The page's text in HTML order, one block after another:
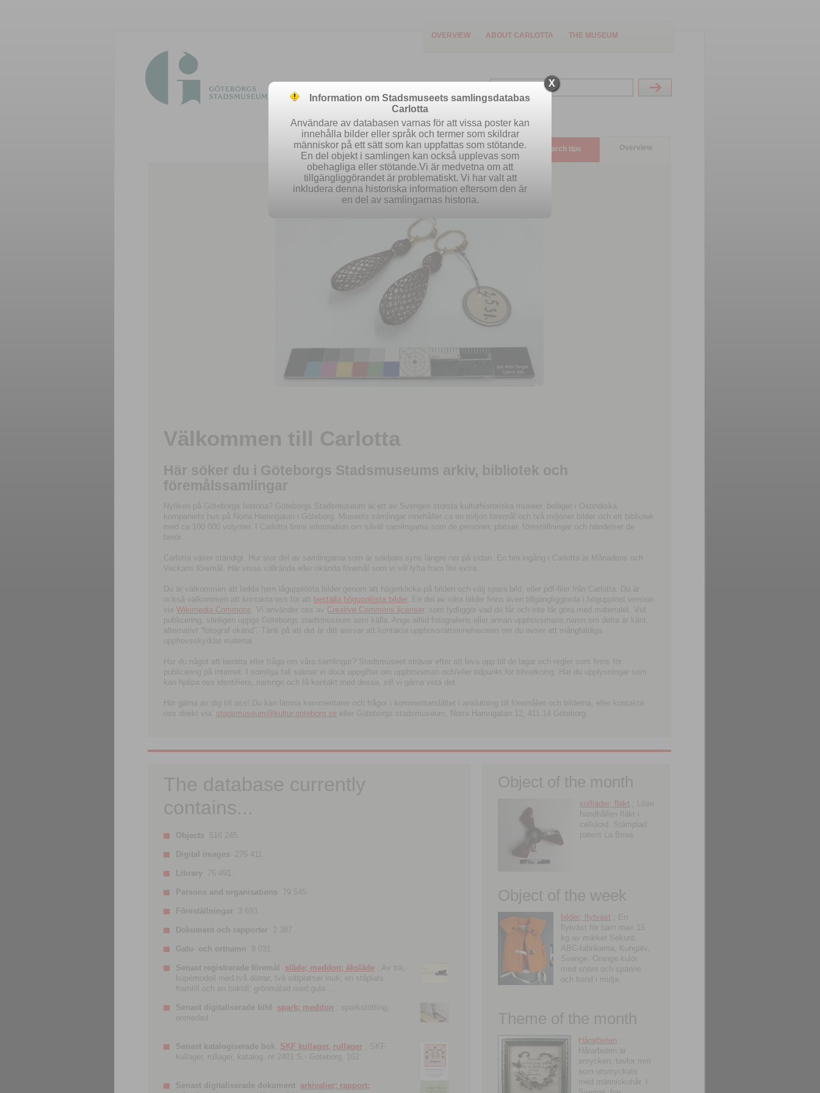
OVERVIEW ABOUT CARLOTTA THE MUSEUM
Easy search Advanced search Search tips Overview
Välkommen till Carlotta
Här söker du i Göteborgs Stadsmuseums arkiv, bibliotek och
föremålssamlingar
Nyfiken på Göteborgs historia? Göteborgs Stadsmuseum är ett av Sveriges största kulturhistoriska museer, beläget i Ostindiska
kompaniets hus på Norra Hamngatan i Göteborg. Museets samlingar innehåller ca en miljon föremål och två miljoner bilder och ett bibliotek
med ca 100 000 volymer. I Carlotta finns information om såväl samlingarna som de personer, platser, föreställningar och händelser de
berör.
Carlotta växer ständigt. Hur stor del av samlingarna som är sökbara syns längre ner på sidan. En bra ingång i Carlotta är Månadens och
Veckans föremål. Här visas välkända eller okända föremål som vi vill lyfta fram lite extra.
Du är välkommen att ladda hem lågupplösta bilder genom att högerklicka på bilden och välj spara bild, eller pdf-filer från Carlotta. Du är
också välkommen att kontakta oss för att beställa högupplösta bilder. En del av våra bilder finns även tillgängliggjorda i högupplöst version
via Wikimedia Commons . Vi använder oss av Creative Commons licenser, som tydliggör vad du får och inte får göra med materialet. Vid
publicering, vänligen uppge Göteborgs stadsmuseum som källa. Ange alltid fotografens eller annan upphovsmans namn om detta är känt,
alternativt ”fotograf okänd”. Tänk på att det är ditt ansvar att kontakta upphovsrättsinnehavaren om du avser att mångfaldiga
upphovsskyddat material.
Har du något att berätta eller fråga om våra samlingar? Stadsmuseet strävar efter att leva upp till de lagar och regler som finns för
publicering på internet. I somliga fall saknar vi dock uppgifter om upphovsman och/eller tidpunkt för tillverkning. Har du upplysningar som
kan hjälpa oss identifiera, namnge och få kontakt med dessa, vill vi gärna veta det.
Hör gärna av dig till oss! Du kan lämna kommentarer och frågor i kommentarsfältet i anslutning till föremålen och bilderna, eller kontakta
oss direkt via: stadsmuseum@kultur.goteborg.se eller Göteborgs stadsmuseum, Norra Hamngatan 12, 411 14 Göteborg.
The database currently
contains...
Objects 516 245.
Digital images 275 411.
Library 76 491.
Persons and organisations 79 545.
Föreställningar 3 693.
Dokument och rapporter 2 387.
Gatu- och ortnamn 8 031.
Senast registrerade föremål släde; meddon; åksläde ; Av trä;
kupémodell med två dörrar; två sittplatser inuti; en ståplats
framtill och en baktill; grönmålad med gula ...
Senast digitaliserade bild spark; meddon ; sparkstötting,
enmedad
Senast katalogiserade bok SKF kullager, rullager ; SKF
kullager, rullager, katalog. nr 2401 S.- Göteborg, 162
Senast digitaliserade dokument arkivalier; rapport;
Object of the month
solfjäder; fläkt ; Liten
handhållen fläkt i
celluloid. Stämplad
patent La Brise.
Object of the week
bilder; flytväst ; En
flytväst för barn max 15
kg av märket Sekurit,
ABC-fabrikerna, Kungälv,
Sverige. Orange kulör
med snöre och spänne
och band i midja.
Theme of the month
Hårarbeten
Hårarbeten är
smycken, tavlor mm
som utsmyckats
med människohår. I
X
Information om Stadsmuseets samlingsdatabas
Carlotta
Användare av databasen varnas för att vissa poster kan
innehålla bilder eller språk och termer som skildrar
människor på ett sätt som kan uppfattas som stötande.
En del objekt i samlingen kan också upplevas som
obehagliga eller stötande.Vi är medvetna om att
tillgängliggörandet är problematiskt. Vi har valt att
inkludera denna historiska information eftersom den är
en del av samlingarnas historia.